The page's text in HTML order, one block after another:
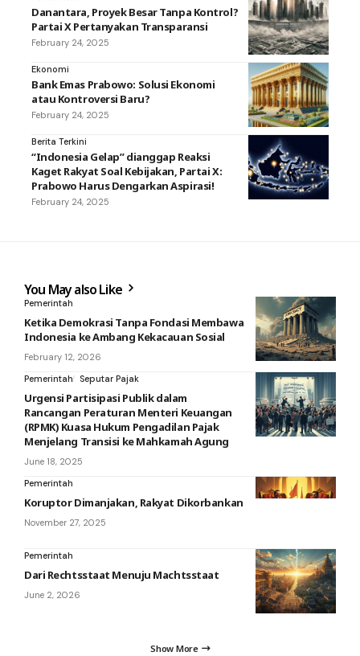
Danantara, Proyek Besar Tanpa Kontrol?
Partai X Pertanyakan Transparansi
February 24, 2025
Ekonomi
Bank Emas Prabowo: Solusi Ekonomi
atau Kontroversi Baru?
February 24, 2025
Berita Terkini
“Indonesia Gelap” dianggap Reaksi
Kaget Rakyat Soal Kebijakan, Partai X:
Prabowo Harus Dengarkan Aspirasi!
February 24, 2025
You May also Like
Pemerintah
Ketika Demokrasi Tanpa Fondasi Membawa
Indonesia ke Ambang Kekacauan Sosial
February 12, 2026
Pemerintah
Seputar Pajak
Urgensi Partisipasi Publik dalam
Rancangan Peraturan Menteri Keuangan
(RPMK) Kuasa Hukum Pengadilan Pajak
Menjelang Transisi ke Mahkamah Agung
June 18, 2025
Pemerintah
Koruptor Dimanjakan, Rakyat Dikorbankan
November 27, 2025
Pemerintah
Dari Rechtsstaat Menuju Machtsstaat
June 2, 2026
Show More